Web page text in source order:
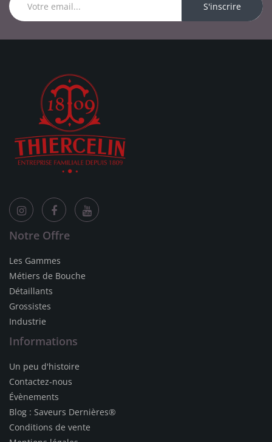
S'inscrire
Notre Offre
Les Gammes
Métiers de Bouche
Détaillants
Grossistes
Industrie
Informations
Un peu d'histoire
Contactez-nous
Évènements
Blog : Saveurs Dernières®
Conditions de vente